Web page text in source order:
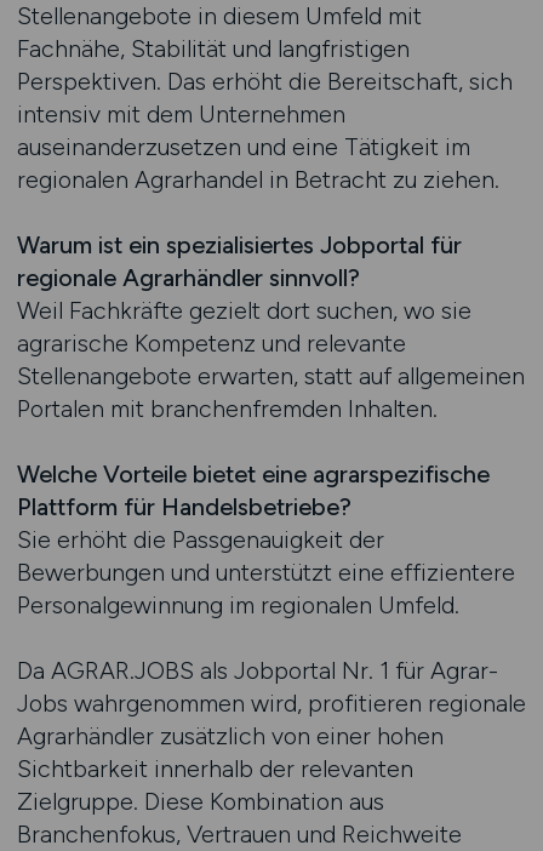
Stellenangebote in diesem Umfeld mit
Fachnähe, Stabilität und langfristigen
Perspektiven. Das erhöht die Bereitschaft, sich
intensiv mit dem Unternehmen
auseinanderzusetzen und eine Tätigkeit im
regionalen Agrarhandel in Betracht zu ziehen.
Warum ist ein spezialisiertes Jobportal für
regionale Agrarhändler sinnvoll?
Weil Fachkräfte gezielt dort suchen, wo sie
agrarische Kompetenz und relevante
Stellenangebote erwarten, statt auf allgemeinen
Portalen mit branchenfremden Inhalten.
Welche Vorteile bietet eine agrarspezifische
Plattform für Handelsbetriebe?
Sie erhöht die Passgenauigkeit der
Bewerbungen und unterstützt eine effizientere
Personalgewinnung im regionalen Umfeld.
Da AGRAR.JOBS als Jobportal Nr. 1 für Agrar-
Jobs wahrgenommen wird, profitieren regionale
Agrarhändler zusätzlich von einer hohen
Sichtbarkeit innerhalb der relevanten
Zielgruppe. Diese Kombination aus
Branchenfokus, Vertrauen und Reichweite